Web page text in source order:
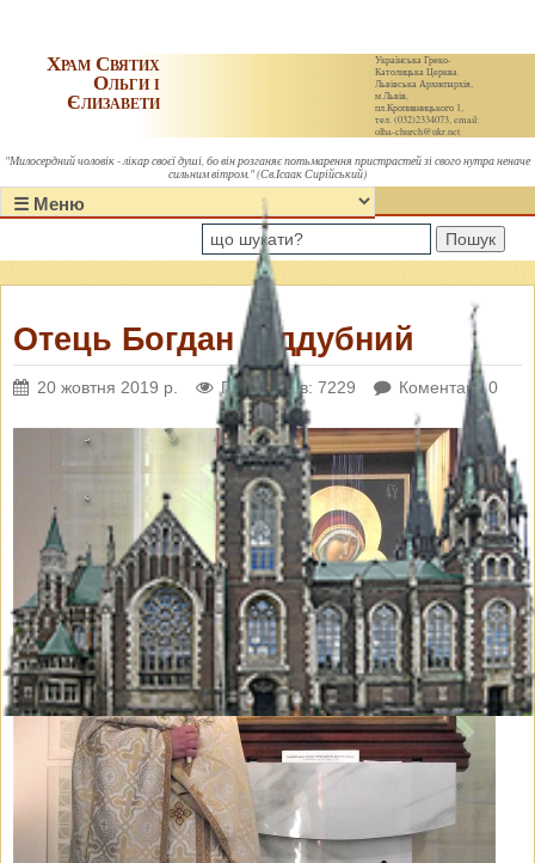
Українська Греко-
Католицька Церква.
Львівська Архиєпархія,
м.Львів,
пл.Кропивницького 1,
тел. (032)2334073, email:
olha-church@ukr.net
Храм Святих
Ольги і
Єлизавети
"Милосердний чоловік - лікар своєї душі, бо він розганяє потьмарення пристрастей зі свого нутра неначе
сильним вітром." (Св.Ісаак Сирійський)
Пошук
Отець Богдан Піддубний
20 жовтня 2019 р. Переглядів: 7229 Коментарі: 0